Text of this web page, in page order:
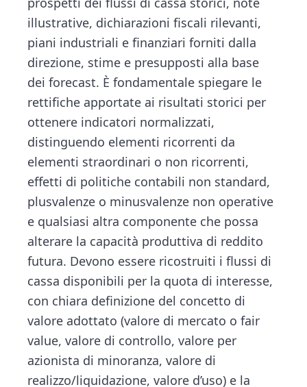
illustrative, dichiarazioni fiscali rilevanti,
piani industriali e finanziari forniti dalla
direzione, stime e presupposti alla base
dei forecast. È fondamentale spiegare le
rettifiche apportate ai risultati storici per
ottenere indicatori normalizzati,
distinguendo elementi ricorrenti da
elementi straordinari o non ricorrenti,
effetti di politiche contabili non standard,
plusvalenze o minusvalenze non operative
e qualsiasi altra componente che possa
alterare la capacità produttiva di reddito
futura. Devono essere ricostruiti i flussi di
cassa disponibili per la quota di interesse,
con chiara definizione del concetto di
valore adottato (valore di mercato o fair
value, valore di controllo, valore per
azionista di minoranza, valore di
realizzo/liquidazione, valore d’uso) e la